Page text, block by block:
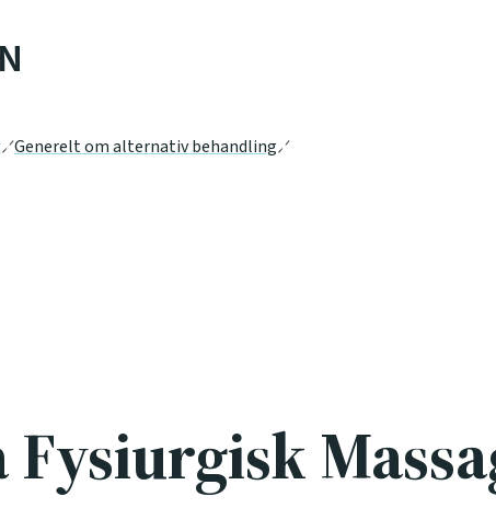
Generelt om alternativ behandling
Fysiurgisk